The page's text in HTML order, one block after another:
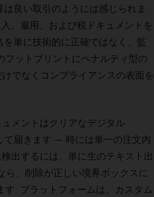
良い取引のようには感じられま
、雇用、および税ドキュメントを
単に技術的に正確ではなく、監
フットプリントにペナルティ型の
でなくコンプライアンスの表面を
メントはクリアなデジタル
て届きます — 時には単一の注文内
出するには、単に生のテキスト出
、削除が正しい境界ボックスに
: プラットフォームは、カスタム